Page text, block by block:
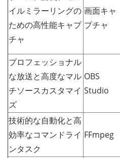
イルミラーリングの
ための高性能キャプ
チャ
画面キャ
プチャ
プロフェッショナル
な放送と高度なマル
チソースカスタマイ
ズ
OBS
Studio
技術的な自動化と高
効率なコマンドライ
ンタスク
FFmpeg